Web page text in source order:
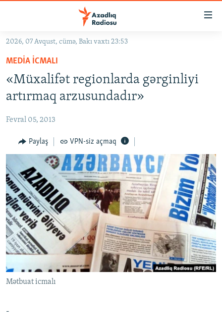
Əsas
qayıt
Əsas
qayıt
Axtarışa
GÜNDƏM
FƏRQƏ BAX
QANUNI DOĞRU
ARAŞDIRMA
MULTIMEDIA
VIDEO
FOTOQALEREYA
İNFOQRAFIKA
KARIKATURA
RADIO ARXIV
OXU ZALI
AZƏRBAYCAN ƏDƏBIYYATI KITABXANASI
İSLAM VƏ DEMOKRATIYA
İZ - MƏDƏNIYYƏT PROQRAMI
HAQQIMIZDA
MISSIYAMIZ
PEŞƏ ETIKASI VƏ JURNALISTIKA STANDARTLARIMIZ
MATERIALLARIMIZDAN ISTIFADƏ
AZADLIQRADIOSU MOBIL TELEFONUNUZDA
BIZI IZLƏ
RFE/RL-in bütün saytları
2026, 07 Avqust, cümə, Bakı vaxtı 23:53
MEDIA ICMALI
«Müxalifət regionlarda gərginliyi
artırmaq arzusundadır»
Fevral 05, 2013
Paylaş VPN-siz açmaq
Mətbuat icmalı
-